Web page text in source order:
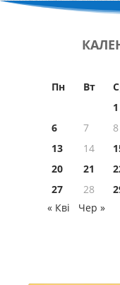
Пн Вт
1
6
7 8
13
14
20
21
27
28
« Кві
Чер »